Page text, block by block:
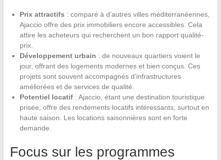
Prix attractifs : comparé à d’autres villes méditerranéennes,
Ajaccio offre des prix immobiliers encore accessibles. Cela
attire les acheteurs qui recherchent un bon rapport qualité-
prix.
Développement urbain : de nouveaux quartiers voient le
jour, offrant des logements modernes et bien conçus. Ces
projets sont souvent accompagnés d’infrastructures
améliorées et de services de qualité.
Potentiel locatif: Ajaccio, étant une destination touristique
prisée, offre des rendements locatifs intéressants, surtout en
haute saison. Les locations saisonnières sont en forte
demande.
Focus sur les programmes